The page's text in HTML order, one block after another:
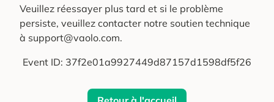
Veuillez réessayer plus tard et si le problème
persiste, veuillez contacter notre soutien technique
à support@vaolo.com.
Event ID: 37f2e01a9927449d87157d1598df5f26